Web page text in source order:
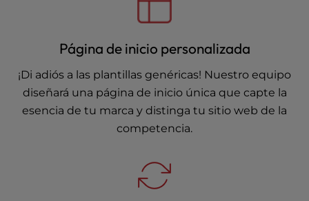
Página de inicio personalizada
¡Di adiós a las plantillas genéricas! Nuestro equipo
diseñará una página de inicio única que capte la
esencia de tu marca y distinga tu sitio web de la
competencia.